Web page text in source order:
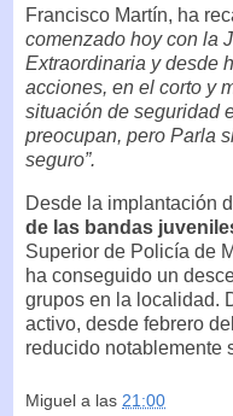
Francisco Martín, ha
comenzado hoy con la
Extraordinaria y desde
acciones, en el corto y
situación de seguridad
preocupan, pero Parla
seguro”.
Desde la implantación
de las bandas
Superior de Policía de
ha conseguido un
grupos en la localidad.
activo, desde febrero
reducido notablemente
Miguel a las 21:00